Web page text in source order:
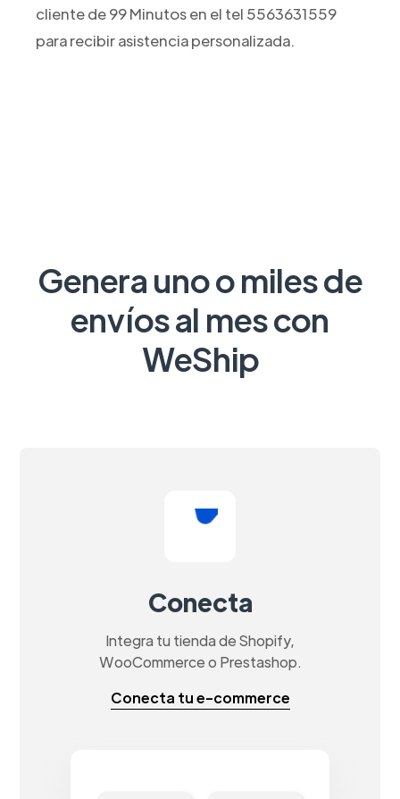
cliente de 99 Minutos en el tel 5563631559
para recibir asistencia personalizada.
Genera uno o miles de
envíos al mes con
WeShip
Conecta
Integra tu tienda de Shopify,
WooCommerce o Prestashop.
Conecta tu e-commerce